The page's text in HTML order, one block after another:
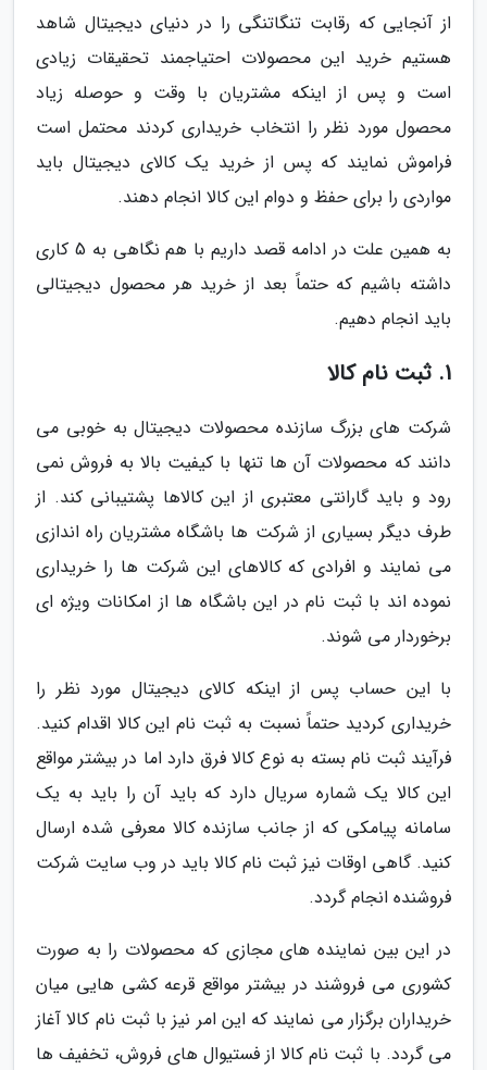
از آنجایی که رقابت تنگاتنگی را در دنیای دیجیتال شاهد
هستیم خرید این محصولات احتیاجمند تحقیقات زیادی
است و پس از اینکه مشتریان با وقت و حوصله زیاد
محصول مورد نظر را انتخاب خریداری کردند محتمل است
فراموش نمایند که پس از خرید یک کالای دیجیتال باید
مواردی را برای حفظ و دوام این کالا انجام دهند.
به همین علت در ادامه قصد داریم با هم نگاهی به 5 کاری
داشته باشیم که حتماً بعد از خرید هر محصول دیجیتالی
باید انجام دهیم.
1. ثبت نام کالا
شرکت های بزرگ سازنده محصولات دیجیتال به خوبی می
دانند که محصولات آن ها تنها با کیفیت بالا به فروش نمی
رود و باید گارانتی معتبری از این کالاها پشتیبانی کند. از
طرف دیگر بسیاری از شرکت ها باشگاه مشتریان راه اندازی
می نمایند و افرادی که کالاهای این شرکت ها را خریداری
نموده اند با ثبت نام در این باشگاه ها از امکانات ویژه ای
برخوردار می شوند.
با این حساب پس از اینکه کالای دیجیتال مورد نظر را
خریداری کردید حتماً نسبت به ثبت نام این کالا اقدام کنید.
فرآیند ثبت نام بسته به نوع کالا فرق دارد اما در بیشتر مواقع
این کالا یک شماره سریال دارد که باید آن را باید به یک
سامانه پیامکی که از جانب سازنده کالا معرفی شده ارسال
کنید. گاهی اوقات نیز ثبت نام کالا باید در وب سایت شرکت
فروشنده انجام گردد.
در این بین نماینده های مجازی که محصولات را به صورت
کشوری می فروشند در بیشتر مواقع قرعه کشی هایی میان
خریداران برگزار می نمایند که این امر نیز با ثبت نام کالا آغاز
می گردد. با ثبت نام کالا از فستیوال های فروش، تخفیف ها